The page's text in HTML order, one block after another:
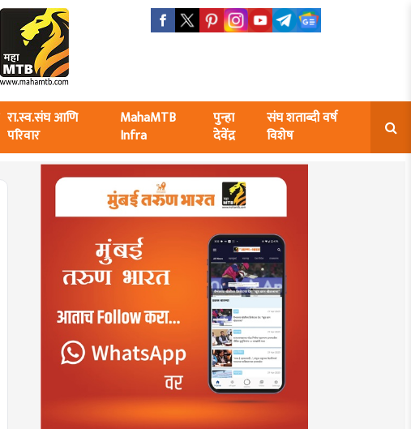
रा.स्व.संघ आणि
परिवार
MahaMTB
Infra
पुन्हा
देवेंद्र
संघ शताब्दी वर्ष
विशेष